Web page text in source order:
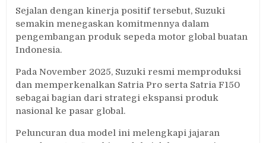
Sejalan dengan kinerja positif tersebut, Suzuki
semakin menegaskan komitmennya dalam
pengembangan produk sepeda motor global buatan
Indonesia.
Pada November 2025, Suzuki resmi memproduksi
dan memperkenalkan Satria Pro serta Satria F150
sebagai bagian dari strategi ekspansi produk
nasional ke pasar global.
Peluncuran dua model ini melengkapi jajaran